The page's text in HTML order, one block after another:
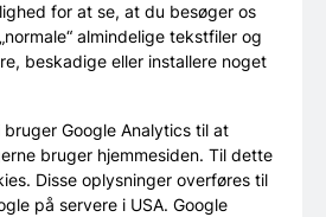
for at se, at du besøger os
almindelige tekstfiler og
beskadige eller installere noget
Google Analytics til at
bruger hjemmesiden. Til dette
Disse oplysninger overføres til
på servere i USA. Google